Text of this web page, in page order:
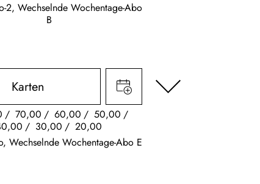
2, Wechselnde Wochentage-Abo
B
Karten
70,00 60,00
50,00
30,00
20,00
Wechselnde Wochentage-Abo E